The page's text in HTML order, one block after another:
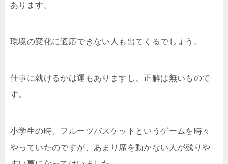
あります。
環境の変化に適応できない人も出てくるでしょう。
仕事に就けるかは運もありますし、正解は無いもので
す。
小学生の時、フルーツバスケットというゲームを時々
やっていたのですが、あまり席を動かない人が残りや